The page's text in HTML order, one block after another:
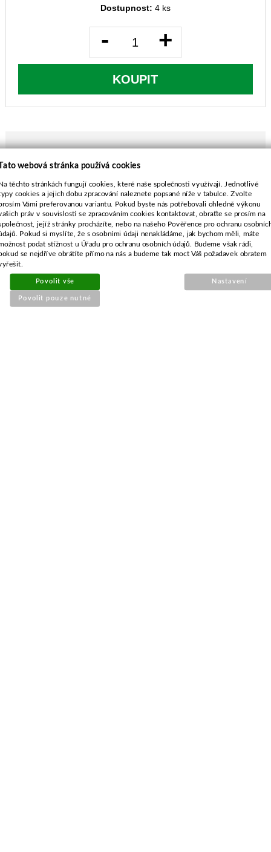
Dostupnost: 4 ks
- +
KOUPIT
POPIS ZBOŽÍ
Alko Genius B40-37, Orion 404A, Sunline 480
Plastic, Concord 4600B
Dolmar 663 513 619
Dolmar PM4645, PM4645S2, PM4645SE,
PM4645S2E, PM4650HS
průměr středu-19,7 mm
rozteč-65,0 mm
průměr vnějších děr-8,0 mm
webová stránka používá cookies
těchto stránkách fungují cookies, které naše společnosti využívají. Jednotlivé
cookies a jejich dobu zpracování naleznete popsané níže v tabulce. Zvolte
Vámi preferovanou variantu. Pokud byste nás potřebovali ohledně výkonu
práv v souvislosti se zpracováním cookies kontaktovat, obraťte se prosím na
jejíž stránky procházíte, nebo na našeho Pověřence pro ochranu
Pokud si myslíte, že s osobními údaji nenakládáme, jak bychom měli, máte
podat stížnost u Úřadu pro ochranu osobních údajů. Budeme však rádi,
se nejdříve obrátíte přímo na nás a budeme tak moct Váš požadavek obratem
Povolit vše
Povolit pouze nutné
Nastavení